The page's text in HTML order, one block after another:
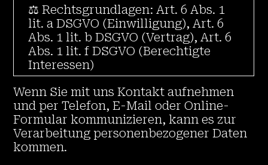
⚖️ Rechtsgrundlagen: Art. 6 Abs. 1
lit. a DSGVO (Einwilligung), Art. 6
Abs. 1 lit. b DSGVO (Vertrag), Art. 6
Abs. 1 lit. f DSGVO (Berechtigte
Interessen)
Wenn Sie mit uns Kontakt aufnehmen
und per Telefon, E-Mail oder Online-
Formular kommunizieren, kann es zur
Verarbeitung personenbezogener Daten
kommen.